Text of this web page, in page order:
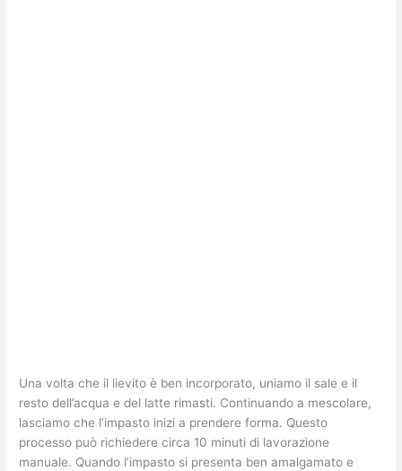
Una volta che il lievito è ben incorporato, uniamo il sale e il
resto dell’acqua e del latte rimasti. Continuando a mescolare,
lasciamo che l’impasto inizi a prendere forma. Questo
processo può richiedere circa 10 minuti di lavorazione
manuale. Quando l’impasto si presenta ben amalgamato e